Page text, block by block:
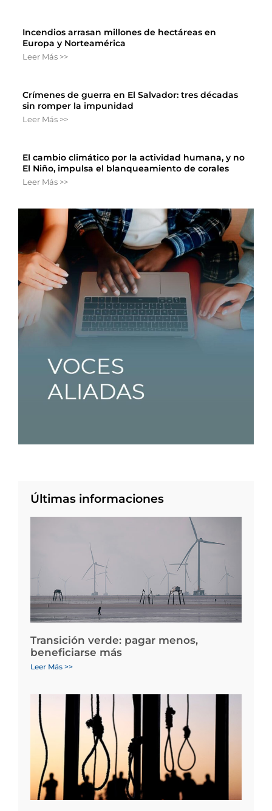
Incendios arrasan millones de hectáreas en
Europa y Norteamérica
Leer Más >>
Crímenes de guerra en El Salvador: tres décadas
sin romper la impunidad
Leer Más >>
El cambio climático por la actividad humana, y no
El Niño, impulsa el blanqueamiento de corales
Leer Más >>
Últimas informaciones
Transición verde: pagar menos,
beneficiarse más
Leer Más >>